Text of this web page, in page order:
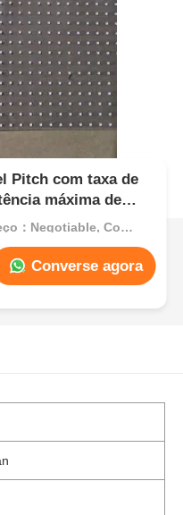
Pitch com taxa de
máxima de
mall
Preço：Negotiable, Contact for Quote
Converse agora